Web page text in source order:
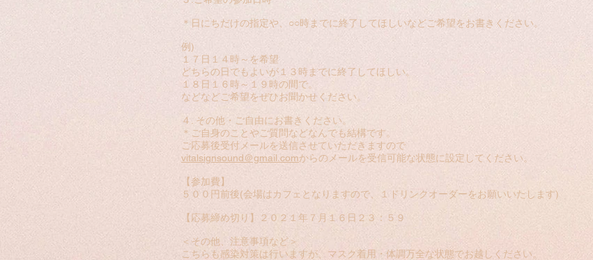
＊日にちだけの指定や、○○時までに終了してほしいなどご希望をお書きください。
例)
１７日１４時～を希望
どちらの日でもよいが１３時までに終了してほしい。
１８日１６時～１９時の間で。
などなどご希望をぜひお聞かせください。
４. その他・ご自由にお書きください。
＊ご自身のことやご質問などなんでも結構です。
ご応募後受付メールを送信させていただきますので
vitalsignsound＠gmail.comからのメールを受信可能な状態に設定してください。
【参加費】
５００円前後(会場はカフェとなりますので、１ドリンクオーダーをお願いいたします)
【応募締め切り】２０２１年７月１６日２３：５９
＜その他、注意事項など＞
こちらも感染対策は行いますが、マスク着用・体調万全な状態でお越しください。